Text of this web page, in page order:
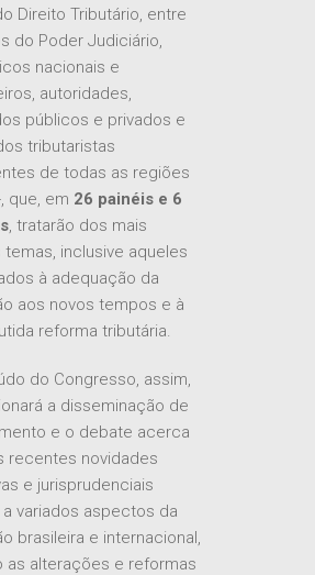
Direito Tributário, entre
do Poder Judiciário,
nacionais e
autoridades,
públicos e privados e
tributaristas
de todas as regiões
que, em 26 painéis e 6
, tratarão dos mais
temas, inclusive aqueles
à adequação da
aos novos tempos e à
reforma tributária.
do Congresso, assim,
a disseminação de
e o debate acerca
recentes novidades
e jurisprudenciais
a variados aspectos da
brasileira e internacional,
as alterações e reformas